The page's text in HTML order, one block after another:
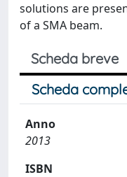
solutions are
of a SMA beam.
Scheda breve
Scheda
Anno
2013
ISBN